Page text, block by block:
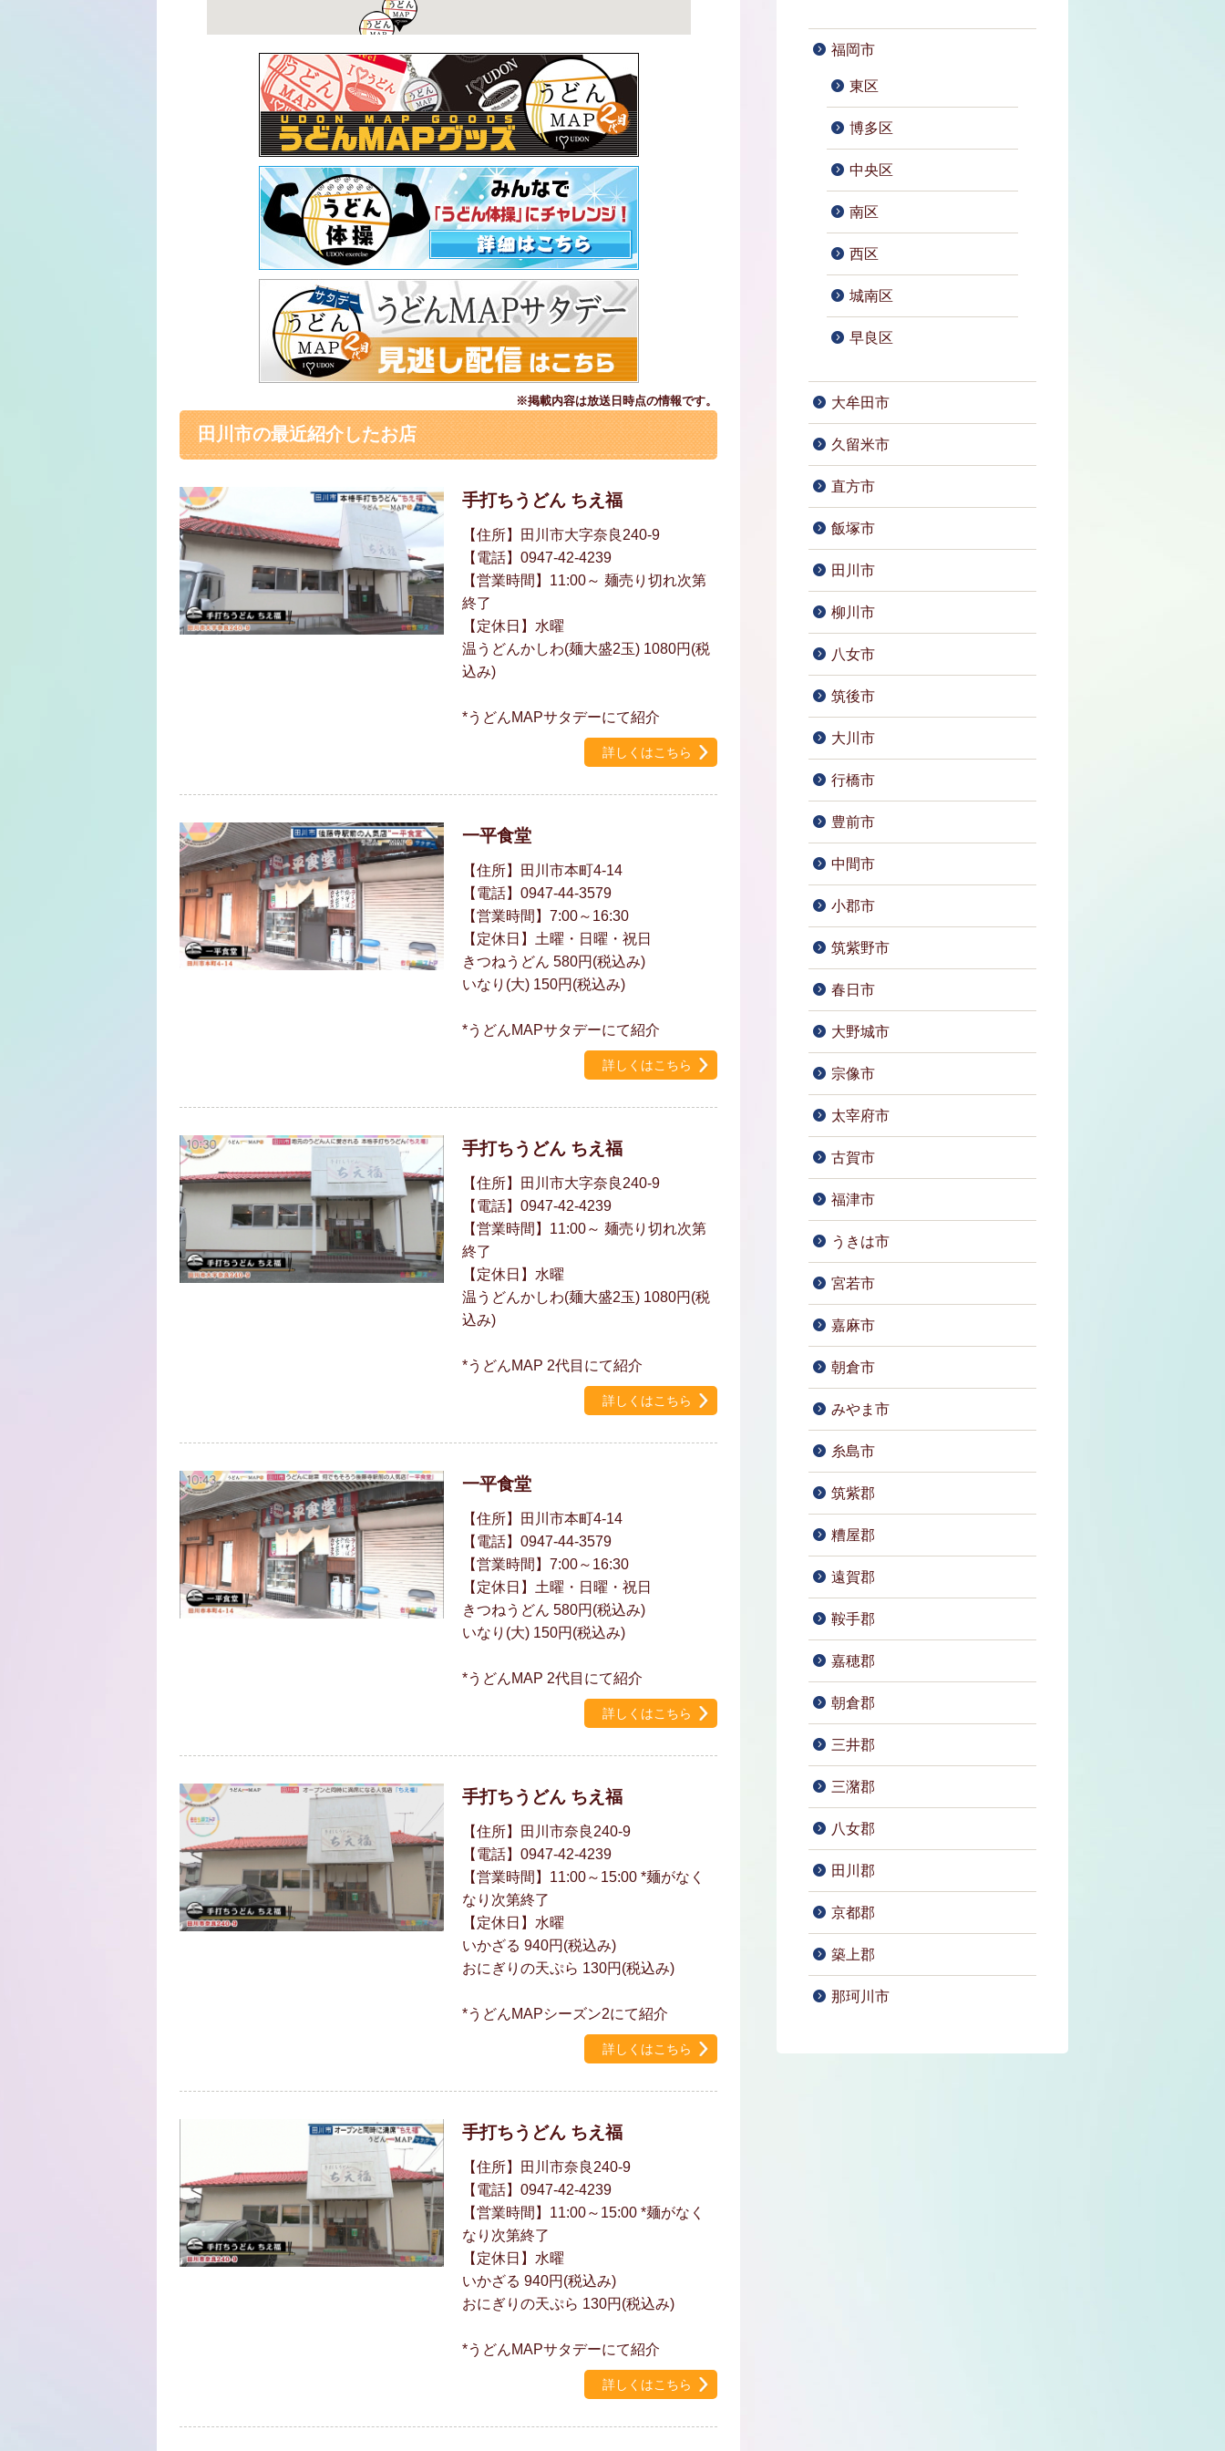
※掲載内容は放送日時点の情報です。
田川市の最近紹介したお店
手打ちうどん ちえ福
【住所】田川市大字奈良240-9
【電話】0947-42-4239
【営業時間】11:00～ 麺売り切れ次第
終了
【定休日】水曜
温うどんかしわ(麺大盛2玉) 1080円(税
込み)
*うどんMAPサタデーにて紹介
詳しくはこちら
一平食堂
【住所】田川市本町4-14
【電話】0947-44-3579
【営業時間】7:00～16:30
【定休日】土曜・日曜・祝日
きつねうどん 580円(税込み)
いなり(大) 150円(税込み)
*うどんMAPサタデーにて紹介
詳しくはこちら
手打ちうどん ちえ福
【住所】田川市大字奈良240-9
【電話】0947-42-4239
【営業時間】11:00～ 麺売り切れ次第
終了
【定休日】水曜
温うどんかしわ(麺大盛2玉) 1080円(税
込み)
*うどんMAP 2代目にて紹介
詳しくはこちら
一平食堂
【住所】田川市本町4-14
【電話】0947-44-3579
【営業時間】7:00～16:30
【定休日】土曜・日曜・祝日
きつねうどん 580円(税込み)
いなり(大) 150円(税込み)
*うどんMAP 2代目にて紹介
詳しくはこちら
手打ちうどん ちえ福
【住所】田川市奈良240-9
【電話】0947-42-4239
【営業時間】11:00～15:00 *麺がなく
なり次第終了
【定休日】水曜
いかざる 940円(税込み)
おにぎりの天ぷら 130円(税込み)
*うどんMAPシーズン2にて紹介
詳しくはこちら
手打ちうどん ちえ福
【住所】田川市奈良240-9
【電話】0947-42-4239
【営業時間】11:00～15:00 *麺がなく
なり次第終了
【定休日】水曜
いかざる 940円(税込み)
おにぎりの天ぷら 130円(税込み)
*うどんMAPサタデーにて紹介
詳しくはこちら
福岡市
東区
博多区
中央区
南区
西区
城南区
早良区
大牟田市
久留米市
直方市
飯塚市
田川市
柳川市
八女市
筑後市
大川市
行橋市
豊前市
中間市
小郡市
筑紫野市
春日市
大野城市
宗像市
太宰府市
古賀市
福津市
うきは市
宮若市
嘉麻市
朝倉市
みやま市
糸島市
筑紫郡
糟屋郡
遠賀郡
鞍手郡
嘉穂郡
朝倉郡
三井郡
三潴郡
八女郡
田川郡
京都郡
築上郡
那珂川市